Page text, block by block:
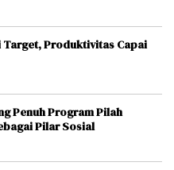
Target, Produktivitas Capai
Penuh Program Pilah
Pilar Sosial